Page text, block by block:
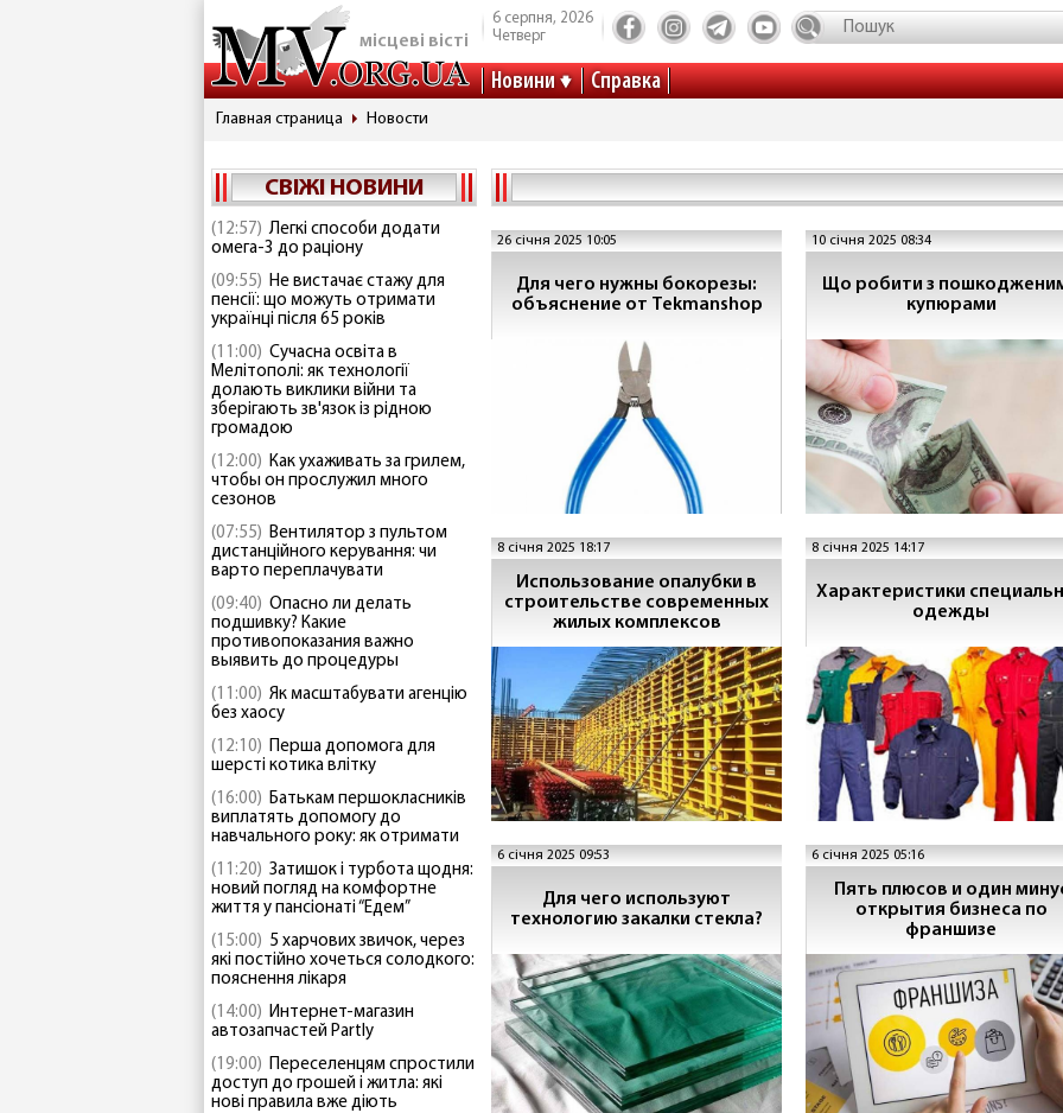
місцеві вісті
6 серпня, 2026
Четверг
Новини Справка
Главная страница Новости
СВІЖІ НОВИНИ
(12:57) Легкі способи додати
омега-3 до раціону
(09:55) Не вистачає стажу для
пенсії: що можуть отримати
українці після 65 років
(11:00) Сучасна освіта в
Мелітополі: як технології
долають виклики війни та
зберігають зв'язок із рідною
громадою
(12:00) Как ухаживать за грилем,
чтобы он прослужил много
сезонов
(07:55) Вентилятор з пультом
дистанційного керування: чи
варто переплачувати
(09:40) Опасно ли делать
подшивку? Какие
противопоказания важно
выявить до процедуры
(11:00) Як масштабувати агенцію
без хаосу
(12:10) Перша допомога для
шерсті котика влітку
(16:00) Батькам першокласників
виплатять допомогу до
навчального року: як отримати
(11:20) Затишок і турбота щодня:
новий погляд на комфортне
життя у пансіонаті “Едем”
(15:00) 5 харчових звичок, через
які постійно хочеться солодкого:
пояснення лікаря
(14:00) Интернет-магазин
автозапчастей Partly
(19:00) Переселенцям спростили
доступ до грошей і житла: які
нові правила вже діють
26 січня 2025 10:05
Для чего нужны бокорезы:
объяснение от Tekmanshop
10 січня 2025 08:34
Що робити з
купюрами
8 січня 2025 18:17
Использование опалубки в
строительстве современных
жилых комплексов
8 січня 2025 14:17
Характеристики
одежды
6 січня 2025 09:53
Для чего используют
технологию закалки стекла?
6 січня 2025 05:16
Пять плюсов и один
открытия бизнеса по
франшизе